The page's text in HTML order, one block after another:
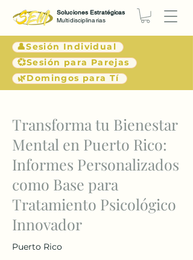
👤Sesión Individual
💞Sesión para Parejas
🌿Domingos para Tí
Soluciones Estratégicas
Multidisciplinarias
< Atrás
Transforma tu Bienestar
Mental en Puerto Rico:
Informes Personalizados
como Base para
Tratamiento Psicológico
Innovador
Puerto Rico